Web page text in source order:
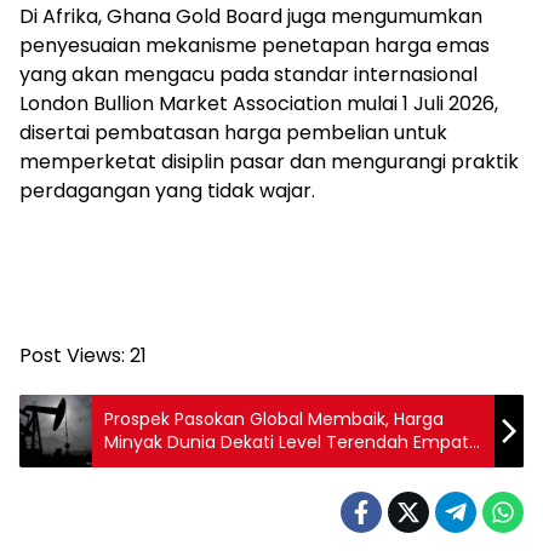
Di Afrika, Ghana Gold Board juga mengumumkan
penyesuaian mekanisme penetapan harga emas
yang akan mengacu pada standar internasional
London Bullion Market Association mulai 1 Juli 2026,
disertai pembatasan harga pembelian untuk
memperketat disiplin pasar dan mengurangi praktik
perdagangan yang tidak wajar.
Post Views: 21
Prospek Pasokan Global Membaik, Harga
Minyak Dunia Dekati Level Terendah Empat
Bulan